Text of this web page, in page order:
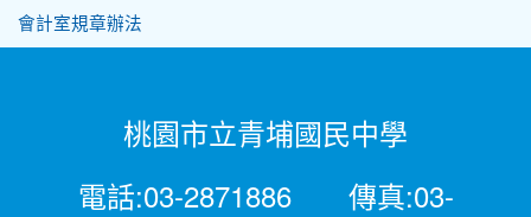
會計室規章辦法
桃園市立青埔國民中學
電話:03-2871886 傳真:03-